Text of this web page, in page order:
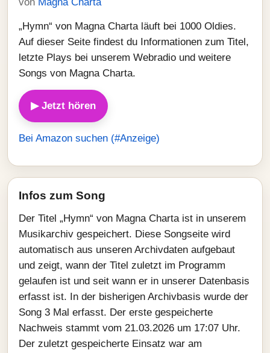
„Hymn“ von Magna Charta läuft bei 1000 Oldies.
Auf dieser Seite findest du Informationen zum Titel,
letzte Plays bei unserem Webradio und weitere
Songs von Magna Charta.
▶ Jetzt hören
Bei Amazon suchen (#Anzeige)
Infos zum Song
Der Titel „Hymn“ von Magna Charta ist in unserem
Musikarchiv gespeichert. Diese Songseite wird
automatisch aus unseren Archivdaten aufgebaut
und zeigt, wann der Titel zuletzt im Programm
gelaufen ist und seit wann er in unserer Datenbasis
erfasst ist. In der bisherigen Archivbasis wurde der
Song 3 Mal erfasst. Der erste gespeicherte
Nachweis stammt vom 21.03.2026 um 17:07 Uhr.
Der zuletzt gespeicherte Einsatz war am